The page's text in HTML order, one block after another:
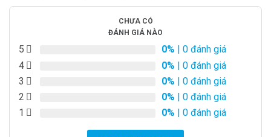
CHƯA CÓ
ĐÁNH GIÁ NÀO
5 0% | 0 đánh giá
4
0% | 0 đánh giá
3
0% | 0 đánh giá
2
0% | 0 đánh giá
1
0% | 0 đánh giá